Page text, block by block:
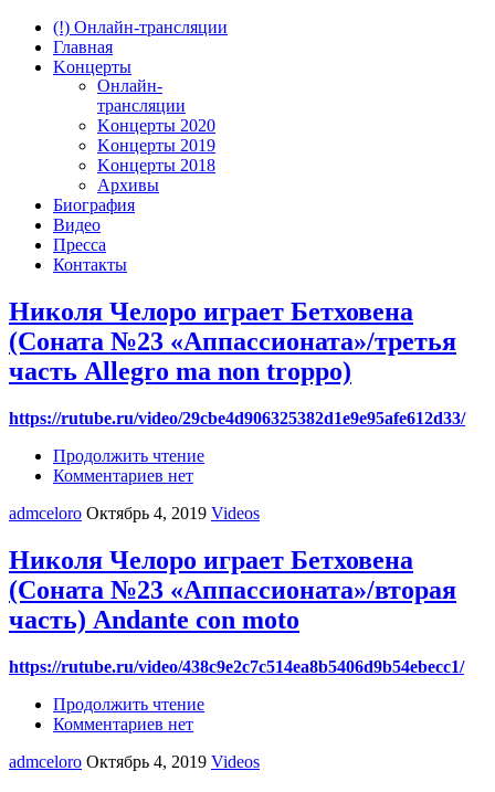
(!) Онлайн-трансляции
Главная
Kонцерты
Онлайн-
трансляции
Kонцерты 2020
Kонцерты 2019
Kонцерты 2018
Архивы
Биография
Видео
Пресса
Контакты
Николя Челоро играет Бетховена
(Соната №23 «Аппассионата»/третья
часть Allegro ma non troppo)
https://rutube.ru/video/29cbe4d906325382d1e9e95afe612d33/
Продолжить чтение
Комментариев нет
admceloro Октябрь 4, 2019 Videos
Николя Челоро играет Бетховена
(Соната №23 «Аппассионата»/вторая
часть) Andante con moto
https://rutube.ru/video/438c9e2c7c514ea8b5406d9b54ebecc1/
Продолжить чтение
Комментариев нет
admceloro Октябрь 4, 2019 Videos